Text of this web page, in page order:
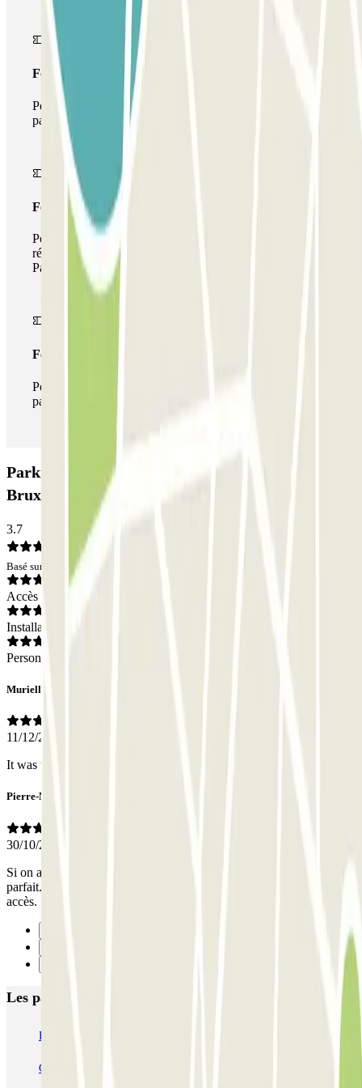
Forfait Simple
Pendant votre séjour, vous ne pourrez entrer et sortir du
parking qu'une seule fois
Forfait de stationnement multiple
Pendant votre séjour, vous pouvez utiliser l'ensemble du
réseau de parkings de cet opérateur disponible sur
Parclick.
Forfait illimité
Pendant votre séjour, vous pouvez entrer et sortir du
parking aussi souvent que vous le souhaitez.
Parking Idalie-Parnasse, Parlement Européen
Bruxelles (Couvert): Avis
3.7
Basé sur 2 avis
Accès
Installations
Personnel
Murielle
11/12/2024
It was the best Choice for me
Pierre-Marc
30/10/2021
Si on a pas besoin de sa voiture pendant le séjour, le parking est
parfait. sinon il faudra appeler 10- 30 minute avant pour chaque
accès.
Les parkings les mieux notés à Bruxelles
Fly Parking - Aéroport Bruxelles Zaventem
Gare de Bruxelles-Midi ECTOR - Service Voiturier